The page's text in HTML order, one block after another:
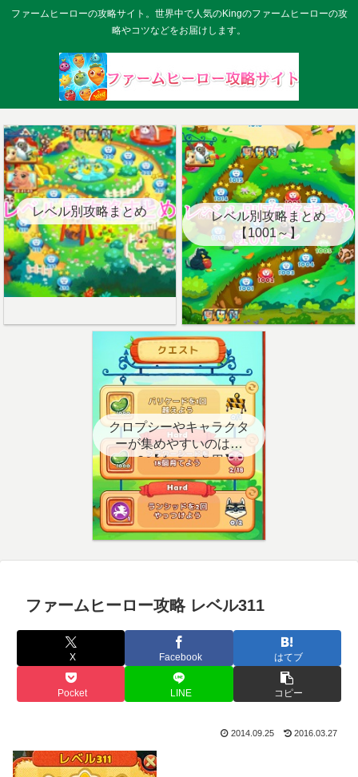
ファームヒーローの攻略サイト。世界中で人気のKingのファームヒーローの攻
略やコツなどをお届けします。
レベル別攻略まとめ
レベル別攻略まとめ
【1001～】
クロプシーやキャラクタ
ーが集めやすいのはど
こ？【クエスト用】
ファームヒーロー攻略 レベル311
X Facebook はてブ
Pocket LINE コピー
2014.09.25 2016.03.27